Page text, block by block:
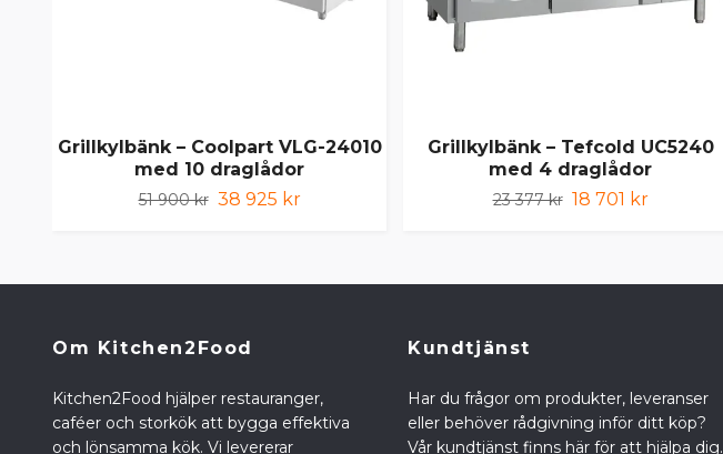
Grillkylbänk – Coolpart VLG-24010
med 10 draglådor
51 900 kr 38 925 kr
Grillkylbänk – Tefcold UC5240
med 4 draglådor
23 377 kr 18 701 kr
Om Kitchen2Food
Kitchen2Food hjälper restauranger,
caféer och storkök att bygga effektiva
och lönsamma kök. Vi levererar
Kundtjänst
Har du frågor om produkter, leveranser
eller behöver rådgivning inför ditt köp?
Vår kundtjänst finns här för att hjälpa dig.